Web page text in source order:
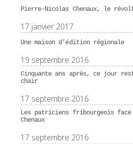
Pierre-Nicolas Chenaux, le
17 janvier 2017
Une maison d’édition régionale
19 septembre 2016
Cinquante ans après, ce jour
chair
17 septembre 2016
Les patriciens fribourgeois
Chenaux
17 septembre 2016